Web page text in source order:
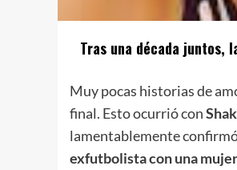
Tras una década juntos,
Muy pocas historias de
final. Esto ocurrió con
lamentablemente
exfutbolista conuna